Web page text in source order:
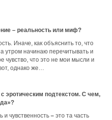
– реальность или миф?
Иначе, как объяснить то, что
утром начинаю перечитывать и
чувство, что это не мои мысли и
однако же…
эротическим подтекстом. С чем,
и чувственность–это та часть